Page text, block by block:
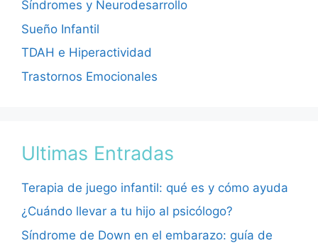
Síndromes y Neurodesarrollo
Sueño Infantil
TDAH e Hiperactividad
Trastornos Emocionales
Ultimas Entradas
Terapia de juego infantil: qué es y cómo ayuda
¿Cuándo llevar a tu hijo al psicólogo?
Síndrome de Down en el embarazo: guía de